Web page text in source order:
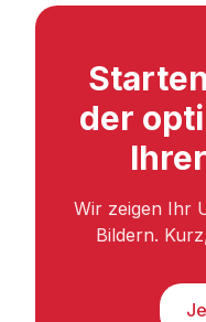
der
Wir zeigen Ihr
Bildern.